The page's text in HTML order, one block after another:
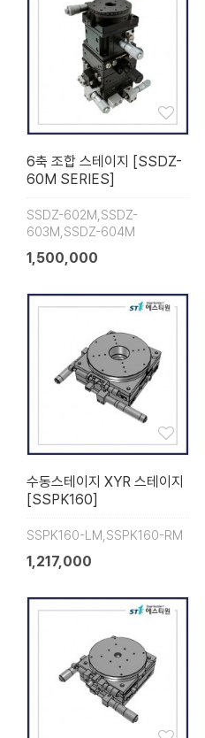
6축 조합 스테이지 [SSDZ-
60M SERIES]
SSDZ-602M,SSDZ-
603M,SSDZ-604M
1,500,000
수동스테이지 XYR 스테이지
[SSPK160]
SSPK160-LM,SSPK160-RM
1,217,000